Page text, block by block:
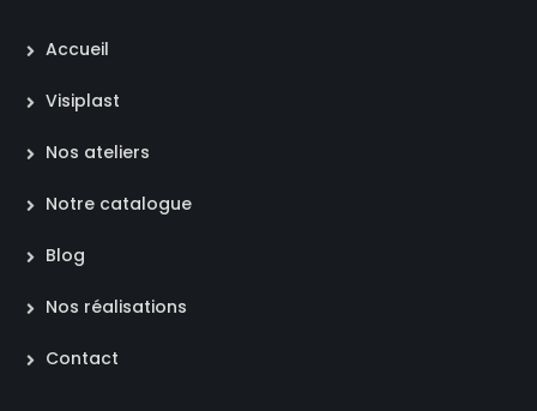
Accueil
Visiplast
Nos ateliers
Notre catalogue
Blog
Nos réalisations
Contact